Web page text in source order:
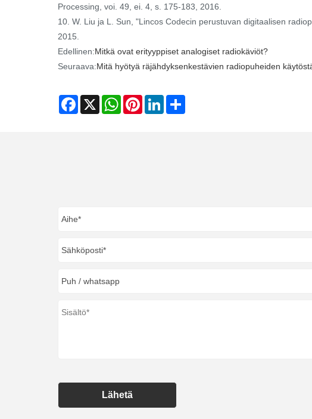
Processing, voi. 49, ei. 4, s. 175-183, 2016.
10. W. Liu ja L. Sun, "Lincos Codecin perustuvan digitaalisen
2015.
Edellinen:Mitkä ovat erityyppiset analogiset radiokäviöt?
Seuraava:Mitä hyötyä räjähdyksenkestävien radiopuheiden
Facebook
X WhatsAppPinterestLinkedIn
Lähetä